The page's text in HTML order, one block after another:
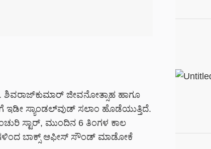
ಶಿವರಾಜ್‌‌‌ಕುಮಾರ್ ಜೀವನೋತ್ಸಾಹ ಹಾಗೂ
ಸ್ಯಾಂಡಲ್‌ವುಡ್ ಸಲಾಂ ಹೊಡೆಯುತ್ತಿದೆ.
ಸ್ಟಾರ್, ಮುಂದಿನ 6 ತಿಂಗಳ ಕಾಲ
ಬಾಕ್ಸ್ ಆಫೀಸ್ ಸೌಂಡ್ ಮಾಡೋಕೆ